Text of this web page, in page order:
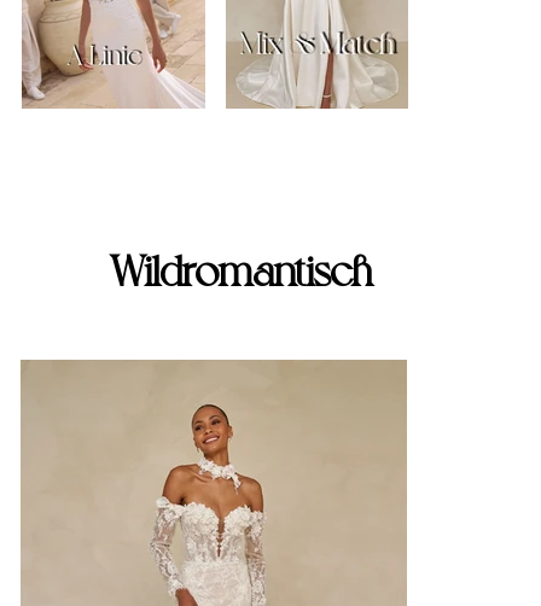
Wildromantisch